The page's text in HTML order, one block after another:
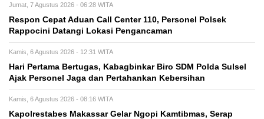
Jumat, 7 Agustus 2026 - 06:28 WITA
Respon Cepat Aduan Call Center 110, Personel Polsek
Rappocini Datangi Lokasi Pengancaman
Kamis, 6 Agustus 2026 - 12:31 WITA
Hari Pertama Bertugas, Kabagbinkar Biro SDM Polda Sulsel
Ajak Personel Jaga dan Pertahankan Kebersihan
Kamis, 6 Agustus 2026 - 08:16 WITA
Kapolrestabes Makassar Gelar Ngopi Kamtibmas, Serap